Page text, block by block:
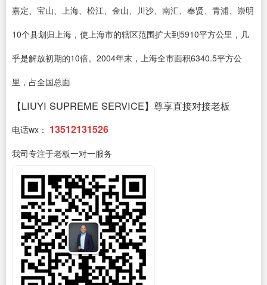
嘉定、宝山、上海、松江、金山、川沙、南汇、奉贤、青浦、崇明
10个县划归上海，使上海市的辖区范围扩大到5910平方公里，几
乎是解放初期的10倍。2004年末，上海全市面积6340.5平方公
里，占全国总面
【LIUYI SUPREME SERVICE】尊享直接对接老板
电话wx： 13512131526
我司专注于老板一对一服务